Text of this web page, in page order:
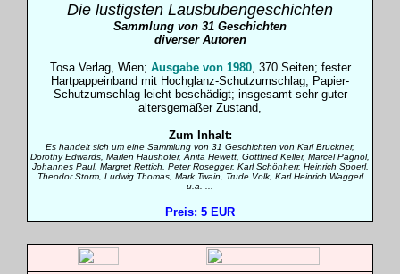
Die lustigsten Lausbubengeschichten
Sammlung von 31 Geschichten
diverser Autoren
Tosa Verlag, Wien; Ausgabe von 1980, 370 Seiten; fester
Hartpappeinband mit Hochglanz-Schutzumschlag; Papier-
Schutzumschlag leicht beschädigt; insgesamt sehr guter
altersgemäßer Zustand,
Zum Inhalt:
Es handelt sich um eine Sammlung von 31 Geschichten von Karl Bruckner,
Dorothy Edwards, Marlen Haushofer, Anita Hewett, Gottfried Keller, Marcel Pagnol,
Johannes Paul, Margret Rettich, Peter Rosegger, Karl Schönherr, Heinrich Spoerl,
Theodor Storm, Ludwig Thomas, Mark Twain, Trude Volk, Karl Heinrich Waggerl
u.a. ...
Preis: 5 EUR